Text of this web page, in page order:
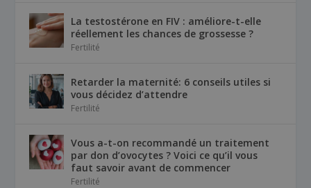
La testostérone en FIV : améliore-t-elle
réellement les chances de grossesse ?
Fertilité
Retarder la maternité: 6 conseils utiles si
vous décidez d’attendre
Fertilité
Vous a-t-on recommandé un traitement
par don d’ovocytes ? Voici ce qu’il vous
faut savoir avant de commencer
Fertilité